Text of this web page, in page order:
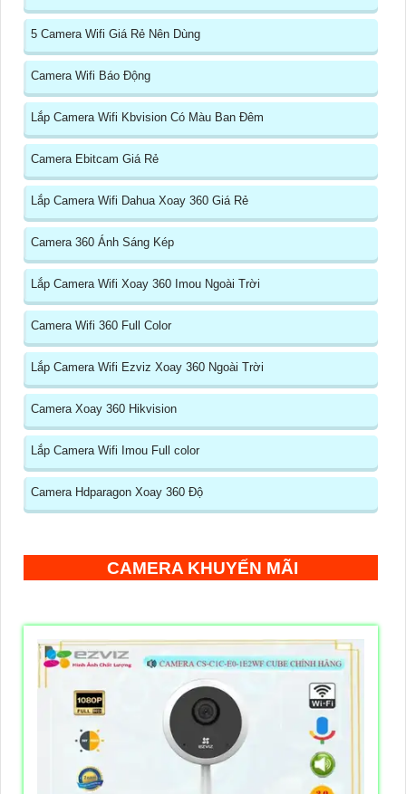
5 Camera Wifi Giá Rẻ Nên Dùng
Camera Wifi Báo Động
Lắp Camera Wifi Kbvision Có Màu Ban Đêm
Camera Ebitcam Giá Rẻ
Lắp Camera Wifi Dahua Xoay 360 Giá Rẻ
Camera 360 Ánh Sáng Kép
Lắp Camera Wifi Xoay 360 Imou Ngoài Trời
Camera Wifi 360 Full Color
Lắp Camera Wifi Ezviz Xoay 360 Ngoài Trời
Camera Xoay 360 Hikvision
Lắp Camera Wifi Imou Full color
Camera Hdparagon Xoay 360 Độ
CAMERA KHUYẾN MÃI